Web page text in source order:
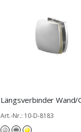
Art.-Nr.: 10-D-8183